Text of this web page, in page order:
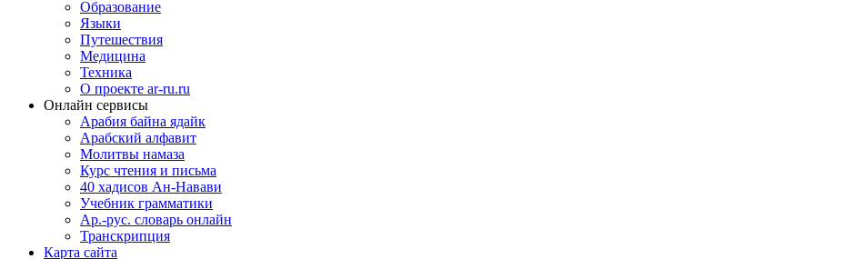
Образование
Языки
Путешествия
Медицина
Техника
О проекте ar-ru.ru
Онлайн сервисы
Арабия байна ядайк
Арабский алфавит
Молитвы намаза
Курс чтения и письма
40 хадисов Ан-Навави
Учебник грамматики
Ар.-рус. словарь онлайн
Транскрипция
Карта сайта